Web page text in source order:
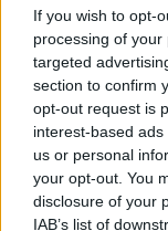
If you wish to opt-
processing of
targeted
section to confirm
opt-out request is
interest-based
us or personal
your opt-out. You
disclosure of your
IAB’s list of
Il volto femminile
del TG satirico
dicembre 2021,
EMMA PIETRAROSA